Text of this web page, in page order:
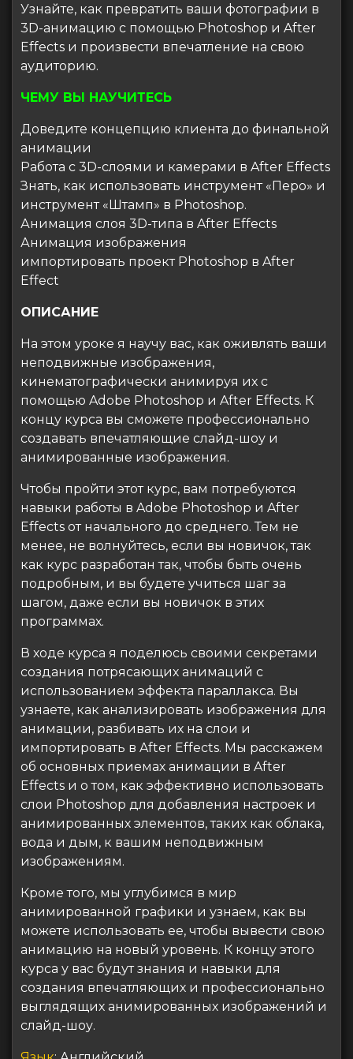
Узнайте, как превратить ваши фотографии в
3D-анимацию с помощью Photoshop и After
Effects и произвести впечатление на свою
аудиторию.
ЧЕМУ ВЫ НАУЧИТЕСЬ
Доведите концепцию клиента до финальной
анимации
Работа с 3D-слоями и камерами в After Effects
Знать, как использовать инструмент «Перо» и
инструмент «Штамп» в Photoshop.
Анимация слоя 3D-типа в After Effects
Анимация изображения
импортировать проект Photoshop в After
Effect
ОПИСАНИЕ
На этом уроке я научу вас, как оживлять ваши
неподвижные изображения,
кинематографически анимируя их с
помощью Adobe Photoshop и After Effects. К
концу курса вы сможете профессионально
создавать впечатляющие слайд-шоу и
анимированные изображения.
Чтобы пройти этот курс, вам потребуются
навыки работы в Adobe Photoshop и After
Effects от начального до среднего. Тем не
менее, не волнуйтесь, если вы новичок, так
как курс разработан так, чтобы быть очень
подробным, и вы будете учиться шаг за
шагом, даже если вы новичок в этих
программах.
В ходе курса я поделюсь своими секретами
создания потрясающих анимаций с
использованием эффекта параллакса. Вы
узнаете, как анализировать изображения для
анимации, разбивать их на слои и
импортировать в After Effects. Мы расскажем
об основных приемах анимации в After
Effects и о том, как эффективно использовать
слои Photoshop для добавления настроек и
анимированных элементов, таких как облака,
вода и дым, к вашим неподвижным
изображениям.
Кроме того, мы углубимся в мир
анимированной графики и узнаем, как вы
можете использовать ее, чтобы вывести свою
анимацию на новый уровень. К концу этого
курса у вас будут знания и навыки для
создания впечатляющих и профессионально
выглядящих анимированных изображений и
слайд-шоу.